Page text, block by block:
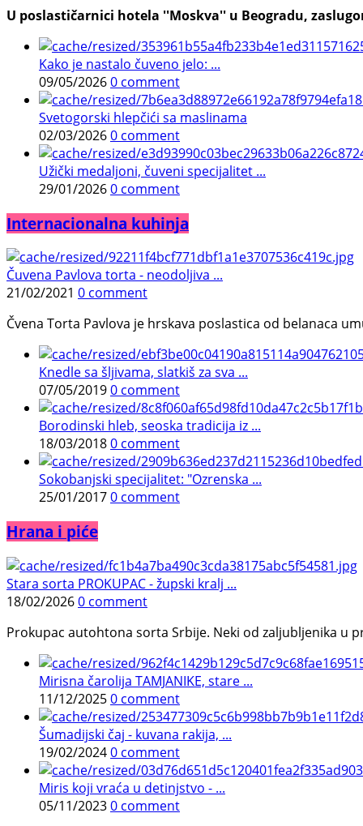
U poslastičarnici hotela ''Moskva'' u Beogradu,
Kako je nastalo čuveno jelo: ...
09/05/20260 comment
Svetogorski hlepčići sa maslinama
02/03/20260 comment
Užički medaljoni, čuveni specijalitet ...
29/01/20260 comment
Internacionalna kuhinja
Čuvena Pavlova torta - neodoljiva ...
21/02/2021 0 comment
Čvena Torta Pavlova je hrskava poslastica od belanaca
Knedle sa šljivama, slatkiš za sva ...
07/05/20190 comment
Borodinski hleb, seoska tradicija iz ...
18/03/20180 comment
Sokobanjski specijalitet: "Ozrenska ...
25/01/20170 comment
Hrana i piće
Stara sorta PROKUPAC - župski kralj ...
18/02/20260 comment
Prokupac autohtona sorta Srbije. Neki od zaljubljenika u
Mirisna čarolija TAMJANIKE, stare ...
11/12/20250 comment
Šumadijski čaj - kuvana rakija, ...
19/02/20240 comment
Miris koji vraća u detinjstvo - ...
05/11/20230 comment